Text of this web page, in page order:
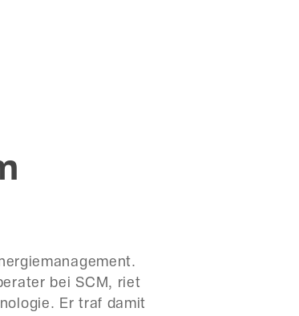
bei SCM, riet
Er traf damit